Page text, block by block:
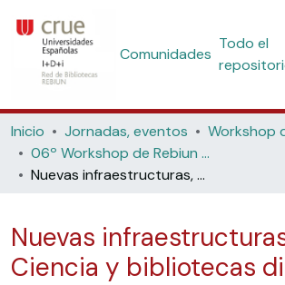
Comunidades
Todo el
Inicio Jornadas, eventos
06º Workshop de Rebiun de Proyectos Digitales: Las Bibliotecas Digitales en el espacio global compartido (Universidad de Madrid,2006)
Nuevas infraestructuras, e-Ciencia y bibliotecas digitales
Nuevas
Ciencia y bibliotecas